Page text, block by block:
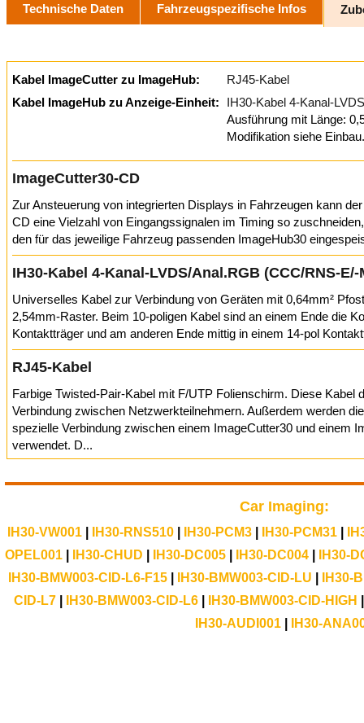
Technische Daten Fahrzeugspezifische Infos
Kabel ImageCutter zu ImageHub:
RJ45-Kabel
Kabel ImageHub zu Anzeige-Einheit:
IH30-Kabel 4-Kanal-
Ausführung mit Länge:
Modifikation siehe Einbau.
ImageCutter30-CD
Zur Ansteuerung von integrierten Displays in Fahrzeugen kann
CD eine Vielzahl von Eingangssignalen im Timing so
den für das jeweilige Fahrzeug passenden ImageHub30
IH30-Kabel 4-Kanal-LVDS/Anal.RGB (CCC/RNS-E/-
Universelles Kabel zur Verbindung von Geräten mit 0,64mm²
2,54mm-Raster. Beim 10-poligen Kabel sind an einem Ende die
Kontaktträger und am anderen Ende mittig in einem 14-pol
RJ45-Kabel
Farbige Twisted-Pair-Kabel mit F/UTP Folienschirm. Diese Kabel
Verbindung zwischen Netzwerkteilnehmern. Außerdem werden
spezielle Verbindung zwischen einem ImageCutter30 und einem
verwendet. D...
Car Imaging:
IH30-VW001| IH30-RNS510| IH30-PCM3| IH30-PCM31|
OPEL001
IH30-CHUD IH30-DC005 IH30-DC004
IH30-
IH30-BMW003-CID-L6-F15
IH30-BMW003-CID-LU
IH30-
CID-L7| IH30-BMW003-CID-L6| IH30-BMW003-CID-HIGH
IH30-AUDI001
IH30-